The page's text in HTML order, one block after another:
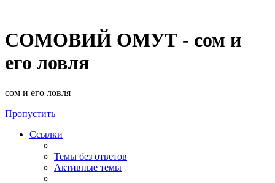
СОМОВИЙ ОМУТ - сом и
его ловля
сом и его ловля
Пропустить
Ссылки
Темы без ответов
Активные темы